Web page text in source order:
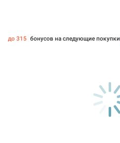
до 315 бонусов на следующие покупки